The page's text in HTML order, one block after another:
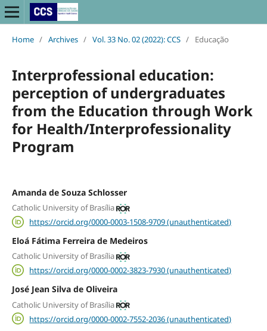
Home / Archives / Vol. 33 No. 02 (2022): CCS / Educação
Interprofessional education:
perception of undergraduates
from the Education through Work
for Health/Interprofessionality
Program
Amanda de Souza Schlosser
Catholic University of Brasília
https://orcid.org/0000-0003-1508-9709 (unauthenticated)
Eloá Fátima Ferreira de Medeiros
Catholic University of Brasília
https://orcid.org/0000-0002-3823-7930 (unauthenticated)
José Jean Silva de Oliveira
Catholic University of Brasília
https://orcid.org/0000-0002-7552-2036 (unauthenticated)